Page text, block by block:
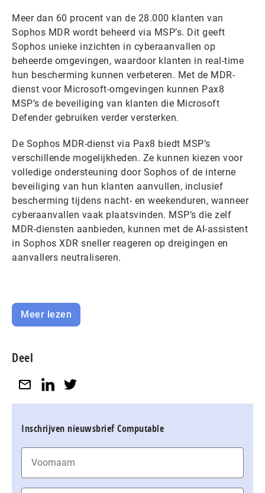
Meer dan 60 procent van de 28.000 klanten van
Sophos MDR wordt beheerd via MSP’s. Dit geeft
Sophos unieke inzichten in cyberaanvallen op
beheerde omgevingen, waardoor klanten in real-time
hun bescherming kunnen verbeteren. Met de MDR-
dienst voor Microsoft-omgevingen kunnen Pax8
MSP’s de beveiliging van klanten die Microsoft
Defender gebruiken verder versterken.
De Sophos MDR-dienst via Pax8 biedt MSP’s
verschillende mogelijkheden. Ze kunnen kiezen voor
volledige ondersteuning door Sophos of de interne
beveiliging van hun klanten aanvullen, inclusief
bescherming tijdens nacht- en weekenduren, wanneer
cyberaanvallen vaak plaatsvinden. MSP’s die zelf
MDR-diensten aanbieden, kunnen met de AI-assistent
in Sophos XDR sneller reageren op dreigingen en
aanvallers neutraliseren.
Meer lezen
Deel
Inschrijven nieuwsbrief Computable